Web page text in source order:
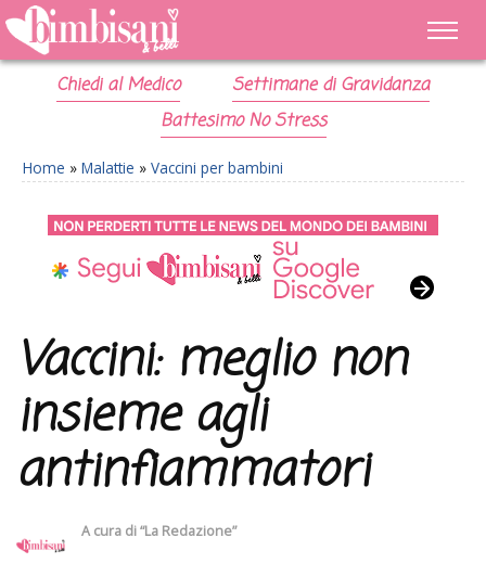
Chiedi al Medico
Settimane di Gravidanza
Battesimo No Stress
Home » Malattie » Vaccini per bambini
Vaccini: meglio non
insieme agli
antinfiammatori
A cura di“La Redazione”